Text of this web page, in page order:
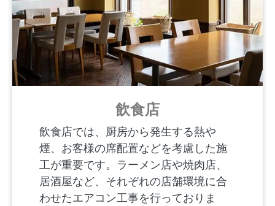
飲食店
飲食店では、厨房から発生する熱や
煙、お客様の席配置などを考慮した施
工が重要です。ラーメン店や焼肉店、
居酒屋など、それぞれの店舗環境に合
わせたエアコン工事を行っておりま